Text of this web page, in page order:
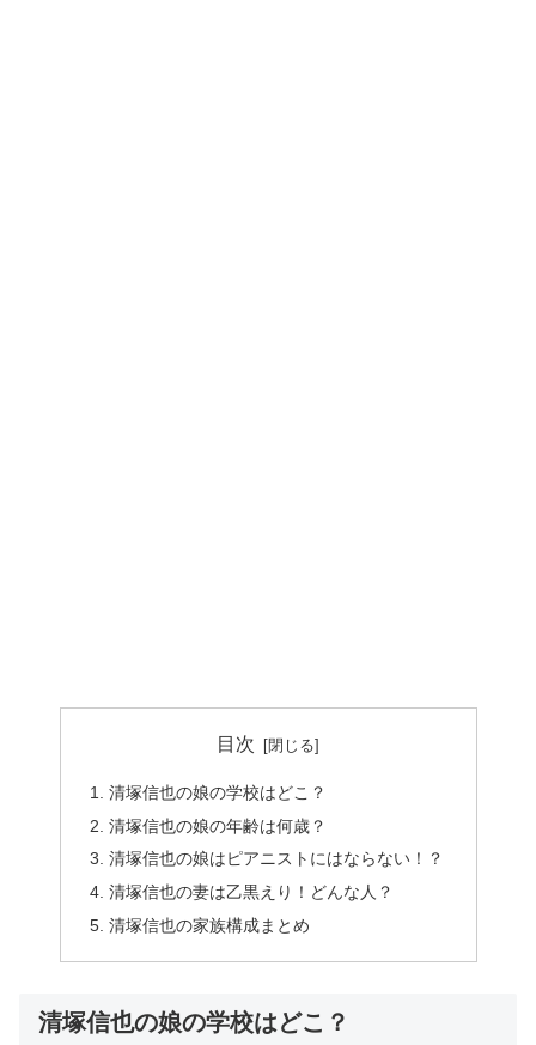
目次
清塚信也の娘の学校はどこ？
清塚信也の娘の年齢は何歳？
清塚信也の娘はピアニストにはならない！？
清塚信也の妻は乙黒えり！どんな人？
清塚信也の家族構成まとめ
清塚信也の娘の学校はどこ？